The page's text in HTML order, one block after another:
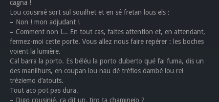
cagna !
Lou cousinié sort sul souilhet et en sé fretan lous els :
– Non ! mon adjudant !
– Comment non !... En tout cas, faites attention et, en attendant,
fermez-moi cette porte. Vous allez nous faire repérer : les boches
voient la lumière.
Cal barra la porto. Es béléu la porto duberto qué fai fuma, dis un
des manilhurs, en coupan lou nau dé tréflos dambé lou rei
tréziemo d’atouts.
Tout aco pot pas dura.
– Digo cousinié, ça dit un, tiro ta chamineïo ?